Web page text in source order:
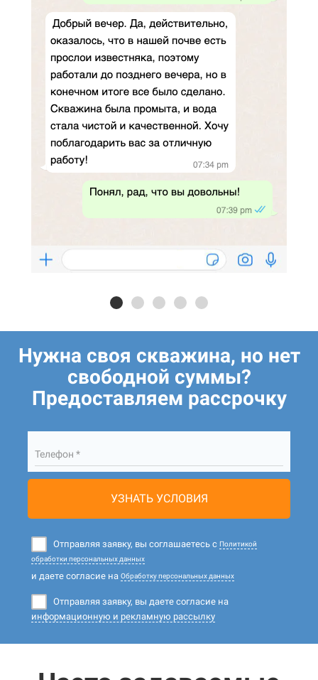
Нужна своя скважина, но нет
свободной суммы?
Предоставляем рассрочку
Телефон *
УЗНАТЬ УСЛОВИЯ
Отправляя заявку, вы соглашаетесь с Политикой
обработки персональных данных
и даете согласие на Обработку персональных данных
Отправляя заявку, вы даете согласие на
информационную и рекламную рассылку